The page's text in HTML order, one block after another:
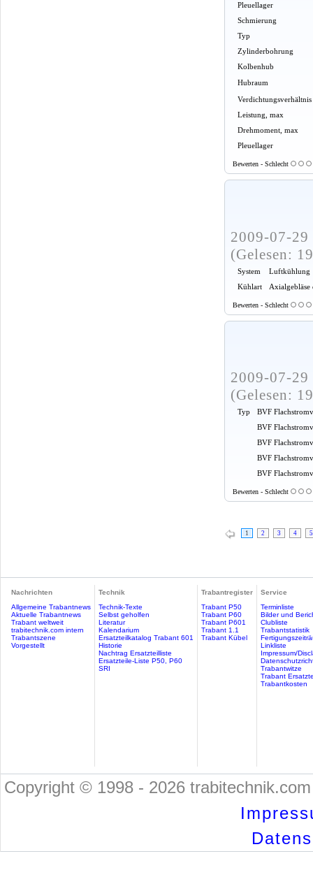
Pleuellager
Schmierung
Typ
Zylinderbohrung
Kolbenhub
Hubraum
Verdichtungsverhältnis
Leistung, max
Drehmoment, max
Pleuellager
Bewerten - Schlecht
2009-07-
(Gelesen:
System
Luftkühlung
Kühlart
Bewerten - Schlecht
2009-07-
(Gelesen:
Typ
BVF
BVF
BVF
BVF
BVF
Bewerten - Schlecht
1 2 3 4 5
Nachrichten
Allgemeine Trabantnews
Aktuelle Trabantnews
Trabant weltweit
trabitechnik.com intern
Trabantszene
Vorgestellt
Technik
Technik-Texte
Selbst geholfen
Literatur
Kalendarium
Ersatzteilkatalog Trabant 601
Historie
Nachtrag Ersatzteilliste
Ersatzteile-Liste P50, P60
SRI
Trabantregister
Trabant P50
Trabant P60
Trabant P601
Trabant 1.1
Trabant Kübel
Service
Terminliste
Bilder und
Clubliste
Trabantstatistik
Linkliste
Impressum/
Trabantwitze
Trabant
Trabantkosten
Copyright © 1998 - 2026